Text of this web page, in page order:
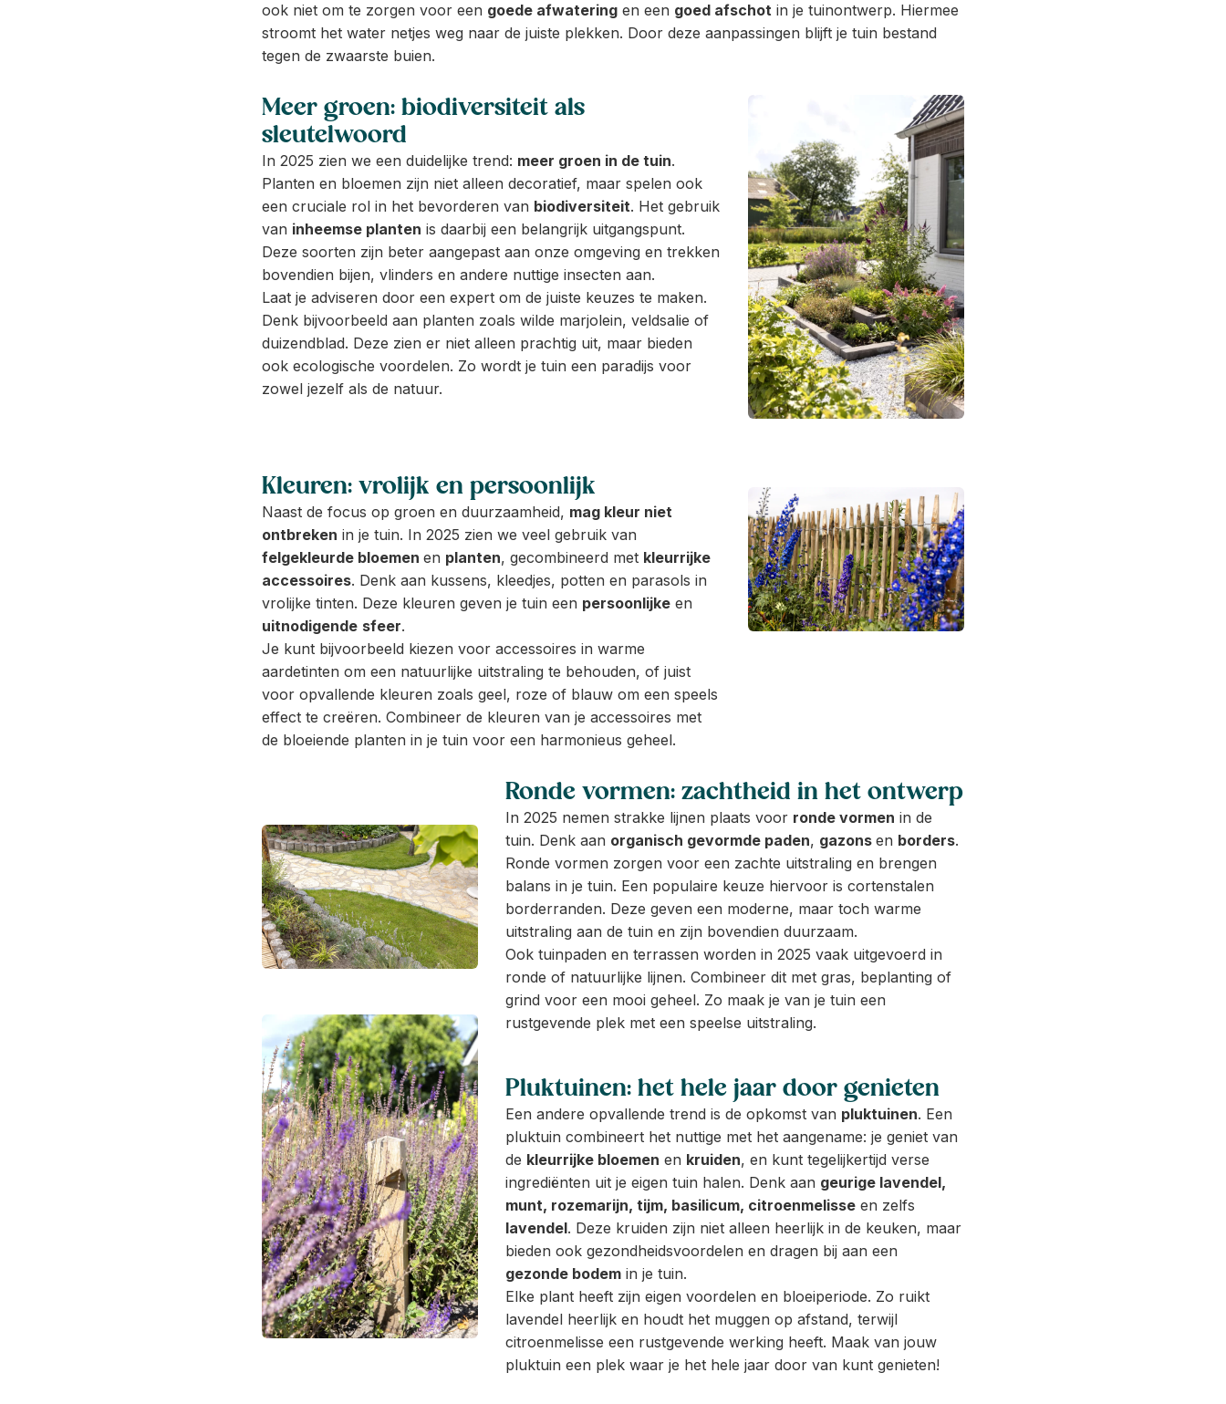
ook niet om te zorgen voor een goede afwatering en een goed afschot in je tuinontwerp. Hiermee
stroomt het water netjes weg naar de juiste plekken. Door deze aanpassingen blijft je tuin bestand
tegen de zwaarste buien.
Meer groen: biodiversiteit als
sleutelwoord
In 2025 zien we een duidelijke trend: meer groen in de tuin.
Planten en bloemen zijn niet alleen decoratief, maar spelen ook
een cruciale rol in het bevorderen van biodiversiteit. Het gebruik
van inheemse planten is daarbij een belangrijk uitgangspunt.
Deze soorten zijn beter aangepast aan onze omgeving en trekken
bovendien bijen, vlinders en andere nuttige insecten aan.
Laat je adviseren door een expert om de juiste keuzes te maken.
Denk bijvoorbeeld aan planten zoals wilde marjolein, veldsalie of
duizendblad. Deze zien er niet alleen prachtig uit, maar bieden
ook ecologische voordelen. Zo wordt je tuin een paradijs voor
zowel jezelf als de natuur.
Kleuren: vrolijk en persoonlijk
Naast de focus op groen en duurzaamheid, mag kleur niet
ontbreken in je tuin. In 2025 zien we veel gebruik van
felgekleurde bloemen en planten, gecombineerd met kleurrijke
accessoires. Denk aan kussens, kleedjes, potten en parasols in
vrolijke tinten. Deze kleuren geven je tuin een persoonlijke en
uitnodigende sfeer.
Je kunt bijvoorbeeld kiezen voor accessoires in warme
aardetinten om een natuurlijke uitstraling te behouden, of juist
voor opvallende kleuren zoals geel, roze of blauw om een speels
effect te creëren. Combineer de kleuren van je accessoires met
de bloeiende planten in je tuin voor een harmonieus geheel.
Ronde vormen: zachtheid in het ontwerp
In 2025 nemen strakke lijnen plaats voor ronde vormen in de
tuin. Denk aan organisch gevormde paden, gazons en borders.
Ronde vormen zorgen voor een zachte uitstraling en brengen
balans in je tuin. Een populaire keuze hiervoor is cortenstalen
borderranden. Deze geven een moderne, maar toch warme
uitstraling aan de tuin en zijn bovendien duurzaam.
Ook tuinpaden en terrassen worden in 2025 vaak uitgevoerd in
ronde of natuurlijke lijnen. Combineer dit met gras, beplanting of
grind voor een mooi geheel. Zo maak je van je tuin een
rustgevende plek met een speelse uitstraling.
Pluktuinen: het hele jaar door genieten
Een andere opvallende trend is de opkomst van pluktuinen. Een
pluktuin combineert het nuttige met het aangename: je geniet van
de kleurrijke bloemen en kruiden, en kunt tegelijkertijd verse
ingrediënten uit je eigen tuin halen. Denk aan geurige lavendel,
munt, rozemarijn, tijm, basilicum, citroenmelisseen zelfs
lavendel. Deze kruiden zijn niet alleen heerlijk in de keuken, maar
bieden ook gezondheidsvoordelen en dragen bij aan een
gezonde bodemin je tuin.
Elke plant heeft zijn eigen voordelen en bloeiperiode. Zo ruikt
lavendel heerlijk en houdt het muggen op afstand, terwijl
citroenmelisse een rustgevende werking heeft. Maak van jouw
pluktuin een plek waar je het hele jaar door van kunt genieten!